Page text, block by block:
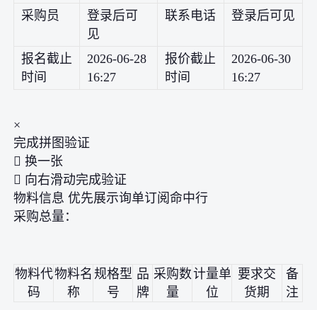
采购员
登录后可
见
联系电话 登录后可见
报名截止
时间
2026-06-28
16:27
报价截止
时间
2026-06-30
16:27
×
完成拼图验证
 换一张
 向右滑动完成验证
物料信息 优先展示询单订阅命中行
采购总量：
物料代
码
物料名
称
规格型
号
品
牌
采购数
量
计量单
位
要求交
货期
备
注